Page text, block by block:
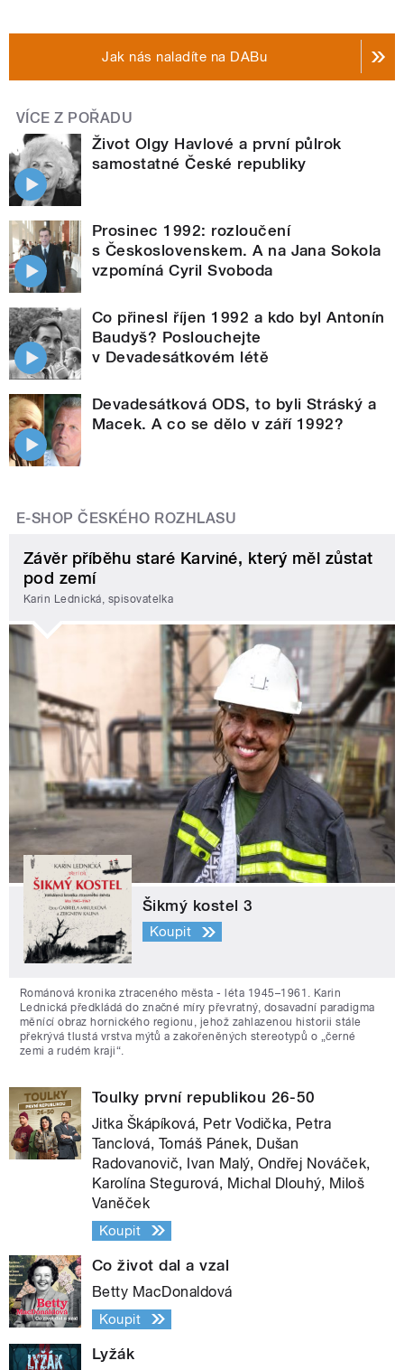
Jak nás naladíte na DABu
VÍCE Z POŘADU
Život Olgy Havlové a první půlrok
samostatné České republiky
Prosinec 1992: rozloučení
s Československem. A na Jana Sokola
vzpomíná Cyril Svoboda
Co přinesl říjen 1992 a kdo byl Antonín
Baudyš? Poslouchejte
v Devadesátkovém létě
Devadesátková ODS, to byli Stráský a
Macek. A co se dělo v září 1992?
E-SHOP ČESKÉHO ROZHLASU
Závěr příběhu staré Karviné, který měl zůstat
pod zemí
Karin Lednická, spisovatelka
Šikmý kostel 3
Koupit
Románová kronika ztraceného města - léta 1945–1961. Karin
Lednická předkládá do značné míry převratný, dosavadní paradigma
měnící obraz hornického regionu, jehož zahlazenou historii stále
překrývá tlustá vrstva mýtů a zakořeněných stereotypů o „černé
zemi a rudém kraji“.
Toulky první republikou 26-50
Jitka Škápíková, Petr Vodička, Petra
Tanclová, Tomáš Pánek, Dušan
Radovanovič, Ivan Malý, Ondřej Nováček,
Karolína Stegurová, Michal Dlouhý, Miloš
Vaněček
Koupit
Co život dal a vzal
Betty MacDonaldová
Koupit
Lyžák